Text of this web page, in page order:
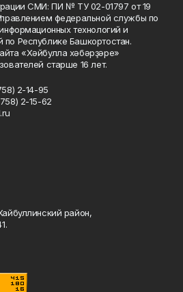
СМИ: ПИ № ТУ 02-01797 от 19
федеральной службы по
технологий и
Республике Башкортостан.
«Хәйбулла хәбәрҙәре»
старше 16 лет.
2-14-95
2-15-62
район,